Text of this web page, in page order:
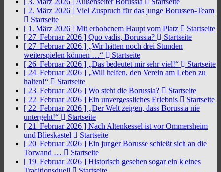
[ 3. März 2026 ] Außenseiter Borussia
Startseite
[ 2. März 2026 ] Viel Zuspruch für das junge Borussen-Team
Startseite
[ 1. März 2026 ] Mit erhobenem Haupt vom Platz
Startseite
[ 27. Februar 2026 ] Quo vadis, Borussia?
Startseite
[ 27. Februar 2026 ] „Wir hätten noch drei Stunden
weiterspielen können …“
Startseite
[ 26. Februar 2026 ] „Das bedeutet mir sehr viel!“
Startseite
[ 24. Februar 2026 ] „Will helfen, den Verein am Leben zu
halten!“
Startseite
[ 23. Februar 2026 ] Wo steht die Borussia?
Startseite
[ 22. Februar 2026 ] Ein unvergessliches Erlebnis
Startseite
[ 22. Februar 2026 ] „Der Welt zeigen, dass Borussia nie
untergeht!“
Startseite
[ 21. Februar 2026 ] Nach Altenkessel ist vor Ommersheim
und Blieskastel
Startseite
[ 20. Februar 2026 ] Ein junger Borusse schießt sich an die
Torwand …
Startseite
[ 19. Februar 2026 ] Historisch gesehen sogar ein kleines
Traditionsduell
Startseite